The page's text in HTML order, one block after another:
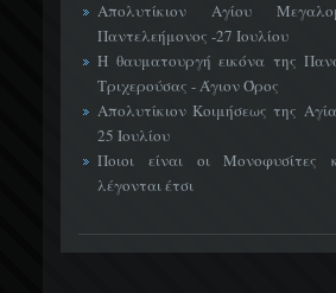
Απολυτίκιον Αγίου
Παντελεήμονος -27 Ιουλίου
Η θαυματουργή εικόνα της
Τριχερούσας - Άγιον Όρος
Απολυτίκιον Κοιμήσεως της
25 Ιουλίου
Ποιοι είναι οι Μονοφυσίτες
λέγονται έτσι